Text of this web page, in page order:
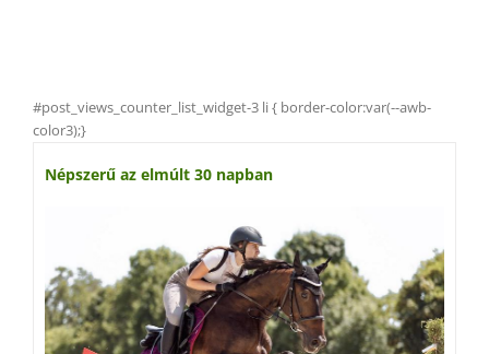
#post_views_counter_list_widget-3 li { border-color:var(--awb-
color3);}
Népszerű az elmúlt 30 napban